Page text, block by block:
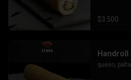
$3.500
Handroll
queso,